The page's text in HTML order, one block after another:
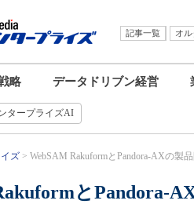
記事一覧 オ
略 データドリブン経営
タープライズAI
ズ WebSAM RakuformとPandora-AXの製
とPandora-